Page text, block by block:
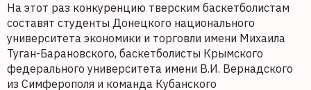
На этот раз конкуренцию тверским баскетболистам
составят студенты Донецкого национального
университета экономики и торговли имени Михаила
Туган-Барановского, баскетболисты Крымского
федерального университета имени В.И. Вернадского
из Симферополя и команда Кубанского